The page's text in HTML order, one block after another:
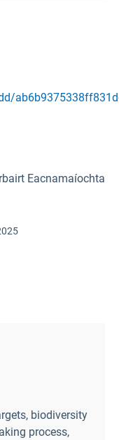
Eacnamaíochta
biodiversity
process,